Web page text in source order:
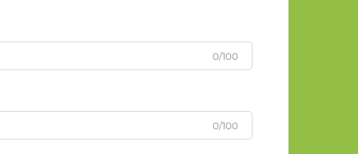
0/100
0/100